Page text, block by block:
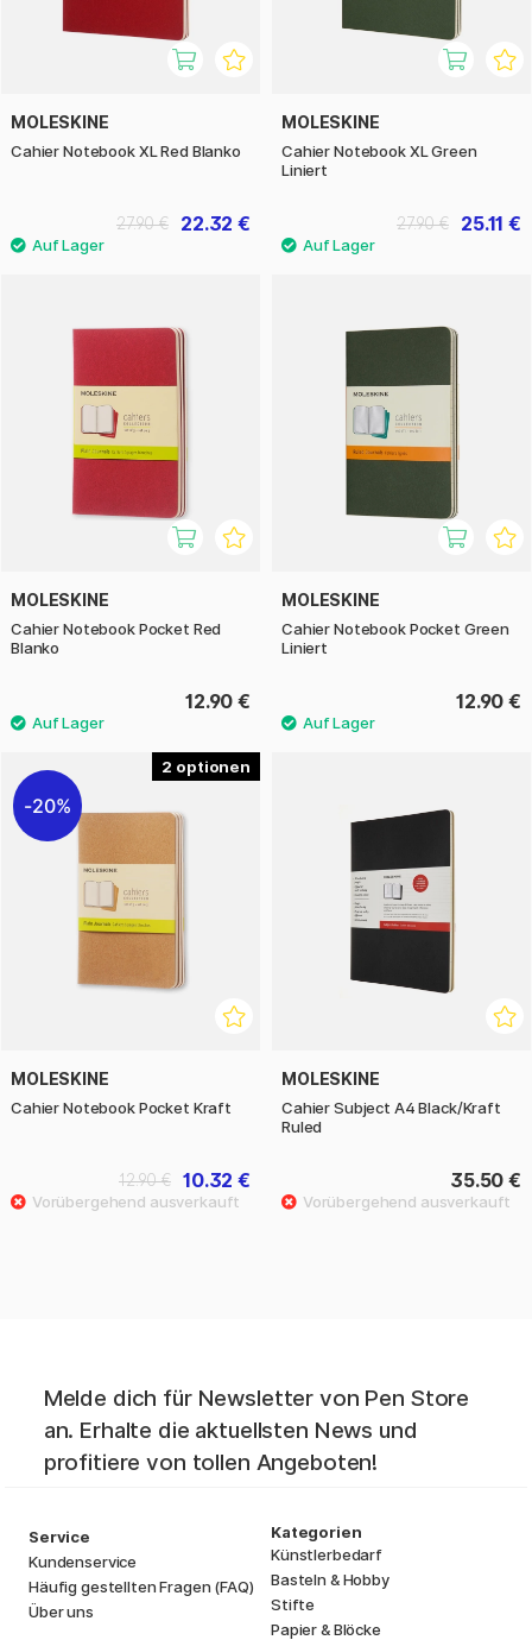
MOLESKINE
Cahier Notebook XL Red Blanko
22.32 €
27.90 €
MOLESKINE
Cahier Notebook XL Green
Liniert
25.11 €
27.90 €
MOLESKINE
Cahier Notebook Pocket Red
Blanko
12.90 €
MOLESKINE
Cahier Notebook Pocket Green
Liniert
12.90 €
2
20%
MOLESKINE
Cahier Notebook Pocket Kraft
10.32 €
12.90 €
MOLESKINE
Cahier Subject A4 Black/Kraft
Ruled
35.50 €
Melde dich für Newsletter von Pen Store
an. Erhalte die aktuellsten News und
profitiere von tollen Angeboten!
Service
Kundenservice
Häufig gestellten Fragen (FAQ)
Über uns
Kategorien
Künstlerbedarf
Basteln & Hobby
Stifte
Papier & Blöcke